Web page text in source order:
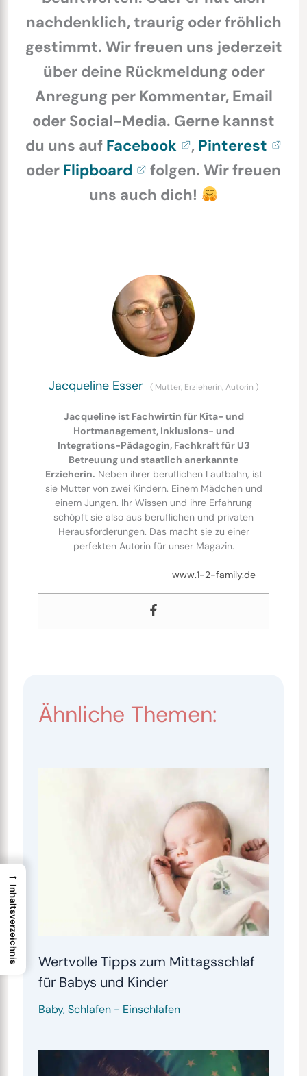
nachdenklich, traurig oder fröhlich
gestimmt. Wir freuen uns jederzeit
über deine Rückmeldung oder
Anregung per Kommentar, Email
oder Social-Media. Gerne kannst
du uns auf Facebook , Pinterest
oder Flipboard
folgen. Wir freuen
uns auch dich!
Jacqueline Esser ( Mutter, Erzieherin, Autorin )
Jacqueline ist Fachwirtin für Kita- und
Hortmanagement, Inklusions- und
Integrations-Pädagogin, Fachkraft für U3
Betreuung und staatlich anerkannte
Erzieherin. Neben ihrer beruflichen Laufbahn, ist
sie Mutter von zwei Kindern. Einem Mädchen und
einem Jungen. Ihr Wissen und ihre Erfahrung
schöpft sie also aus beruflichen und privaten
Herausforderungen. Das macht sie zu einer
perfekten Autorin für unser Magazin.
www.1-2-family.de
Ähnliche Themen:
Wertvolle Tipps zum Mittagsschlaf
für Babys und Kinder
Baby,Schlafen- Einschlafen
→
Inhaltsverzeichnis